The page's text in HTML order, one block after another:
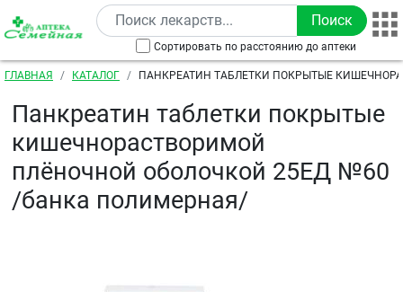
Перейти к основному содержанию
Сортировать по расстоянию до аптеки
Строка навигации
ГЛАВНАЯ КАТАЛОГ
ПАНКРЕАТИН ТАБЛЕТКИ ПОКРЫТЫЕ
Панкреатин таблетки покрытые
кишечнорастворимой
плёночной оболочкой 25ЕД №60
/банка полимерная/